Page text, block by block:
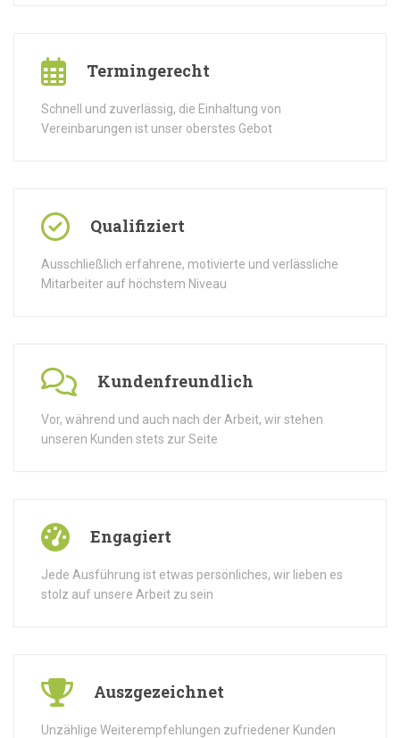
Termingerecht
Schnell und zuverlässig, die Einhaltung von
Vereinbarungen ist unser oberstes Gebot
Qualifiziert
Ausschließlich erfahrene, motivierte und verlässliche
Mitarbeiter auf höchstem Niveau
Kundenfreundlich
Vor, während und auch nach der Arbeit, wir stehen
unseren Kunden stets zur Seite
Engagiert
Jede Ausführung ist etwas persönliches, wir lieben es
stolz auf unsere Arbeit zu sein
Auszgezeichnet
Unzählige Weiterempfehlungen zufriedener Kunden